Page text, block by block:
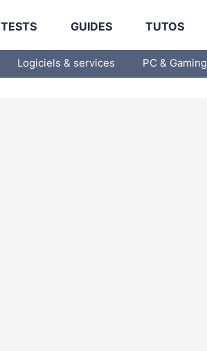
TESTS GUIDES TUTOS
Logiciels & services PC & Gaming